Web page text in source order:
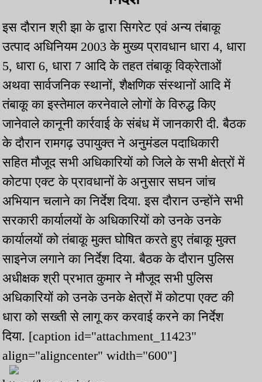
इस दौरान श्री झा के द्वारा सिगरेट एवं अन्य तंबाकू
उत्पाद अधिनियम 2003 के मुख्य प्रावधान धारा 4, धारा
5, धारा 6, धारा 7 आदि के तहत तंबाकू विक्रेताओं
अथवा सार्वजनिक स्थानों, शैक्षणिक संस्थानों आदि में
तंबाकू का इस्तेमाल करनेवाले लोगों के विरुद्ध किए
जानेवाले कानूनी कार्रवाई के संबंध में जानकारी दी. बैठक
के दौरान रामगढ़ उपायुक्त ने अनुमंडल पदाधिकारी
सहित मौजूद सभी अधिकारियों को जिले के सभी क्षेत्रों में
कोटपा एक्ट के प्रावधानों के अनुसार सघन जांच
अभियान चलाने का निर्देश दिया. इस दौरान उन्होंने सभी
सरकारी कार्यालयों के अधिकारियों को उनके उनके
कार्यालयों को तंबाकू मुक्त घोषित करते हुए तंबाकू मुक्त
साइनेज लगाने का निर्देश दिया. बैठक के दौरान पुलिस
अधीक्षक श्री प्रभात कुमार ने मौजूद सभी पुलिस
अधिकारियों को उनके उनके क्षेत्रों में कोटपा एक्ट की
धारा को सख्ती से लागू कर करवाई करने का निर्देश
दिया. [caption id="attachment_11423"
align="aligncenter" width="600"]